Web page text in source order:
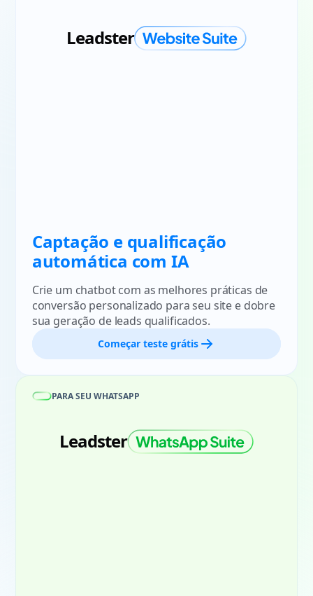
Leadster
Captação e qualificação
automática com IA
Crie um chatbot com as melhores práticas de
conversão personalizado para seu site e dobre
sua geração de leads qualificados.
Começar teste grátis
PARA SEU WHATSAPP
Leadster